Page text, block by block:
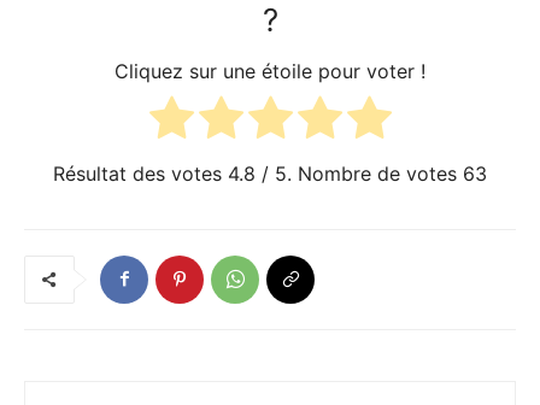
?
Cliquez sur une étoile pour voter !
Résultat des votes 4.8 / 5. Nombre de votes 63